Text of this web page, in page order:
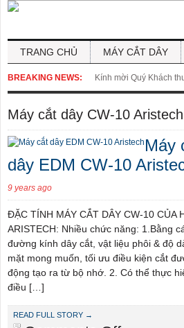
TRANG CHỦ MÁY CẮT DÂY
BREAKING NEWS: Kính mời Quý Khách
Máy cắt dây CW-10 Aristech
Máy
dây EDM CW-10
9 years ago
ĐẶC TÍNH MÁY CẮT DÂY CW-10 CỦA
ARISTECH: Nhiều chức năng: 1.Bằng
đường kính dây cắt, vật liệu phôi & độ
mặt mong muốn, tối ưu điều kiện cắt
động tạo ra từ bộ nhớ. 2. Có thể thực
điều […]
READ FULL STORY →